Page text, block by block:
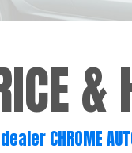
&
CHROME